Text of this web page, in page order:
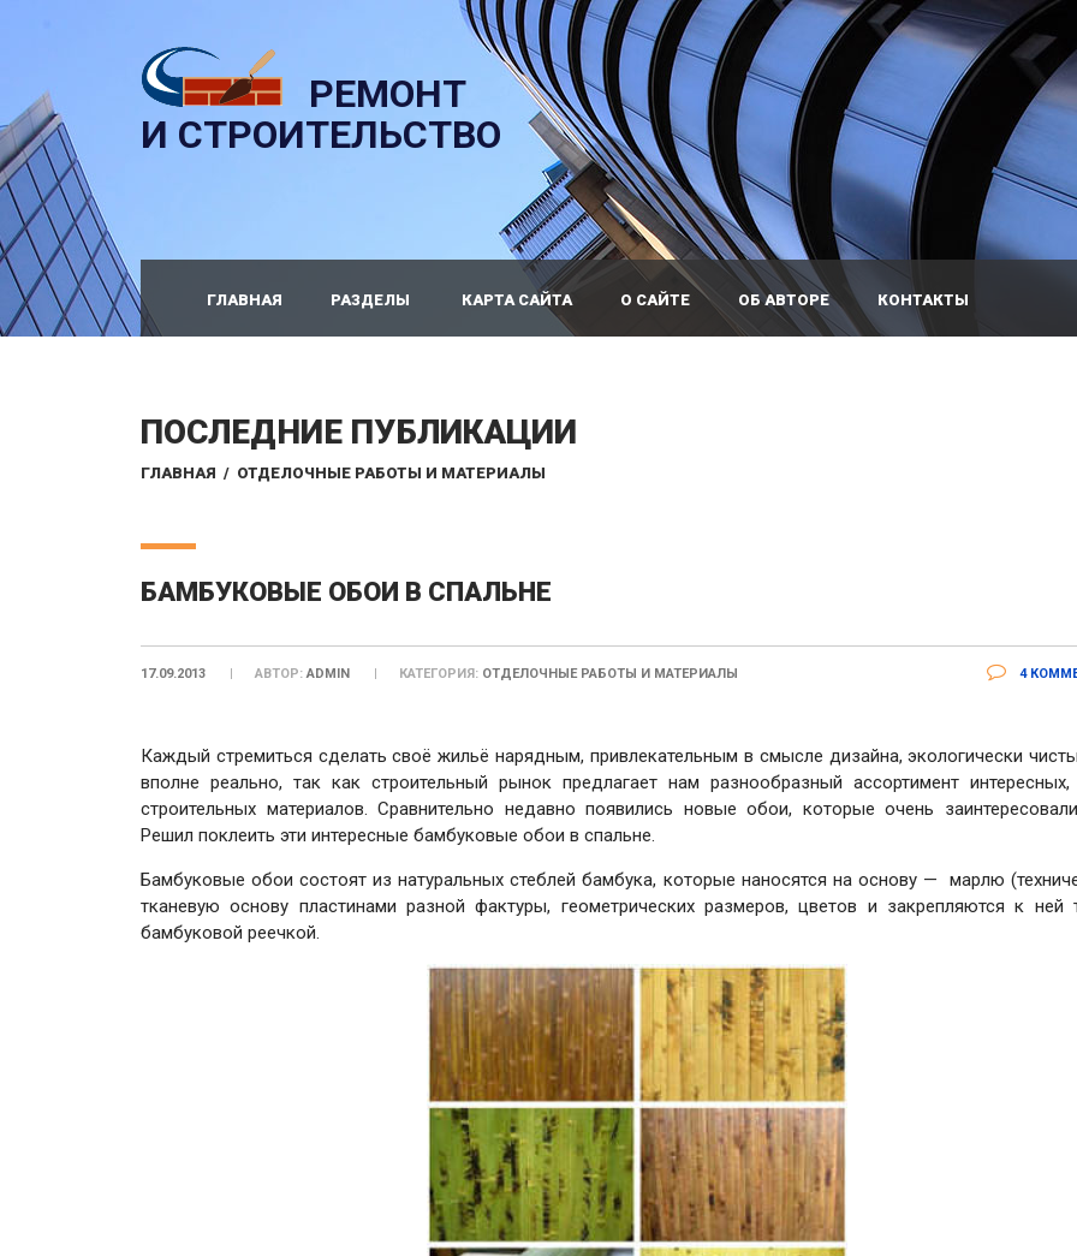
РЕМОНТ
И СТРОИТЕЛЬСТВО
ГЛАВНАЯ РАЗДЕЛЫ КАРТА САЙТА О САЙТЕ ОБ АВТОРЕ КОНТАКТЫ
ПОСЛЕДНИЕ ПУБЛИКАЦИИ
ГЛАВНАЯ / ОТДЕЛОЧНЫЕ РАБОТЫ И МАТЕРИАЛЫ
БАМБУКОВЫЕ ОБОИ В СПАЛЬНЕ
17.09.2013 АВТОР:ADMIN КАТЕГОРИЯ: ОТДЕЛОЧНЫЕ РАБОТЫ И МАТЕРИАЛЫ 4
Каждый стремиться сделать своё жильё нарядным, привлекательным в смысле дизайна, экологически
вполне реально, так как строительный рынок предлагает нам разнообразный ассортимент
строительных материалов. Сравнительно недавно появились новые обои, которые очень
Решил поклеить эти интересные бамбуковые обои в спальне.
Бамбуковые обои состоят из натуральных стеблей бамбука, которые наносятся на основу — марлю
тканевую основу пластинами разной фактуры, геометрических размеров, цветов и закрепляются к ней
бамбуковой реечкой.